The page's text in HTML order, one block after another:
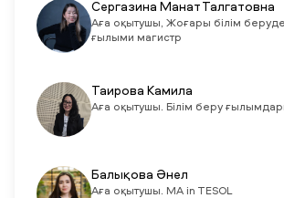
Сергазина Манат Талгатовна
Аға оқытушы, Жоғары білім
ғылыми магистр
Таирова Камила
Аға оқытушы. Білім беру
Балықова Әнел
Аға оқытушы. MA in TESOL